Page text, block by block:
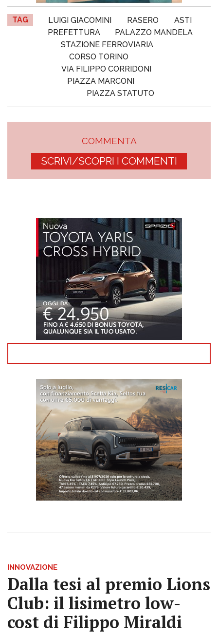
TAG LUIGI GIACOMINI RASERO
ASTI
PREFETTURA
PALAZZO MANDELA
STAZIONE FERROVIARIA
CORSO TORINO
VIA FILIPPO CORRIDONI
PIAZZA MARCONI
PIAZZA STATUTO
COMMENTA
SCRIVI/SCOPRI I COMMENTI
INNOVAZIONE
Dalla tesi al premio Lions
Club: il lisimetro low-
cost di Filippo Miraldi